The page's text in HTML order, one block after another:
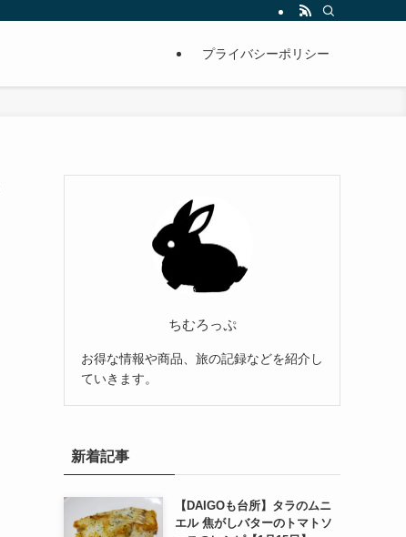
プライバシーポリシー
ちむろっぷ
お得な情報や商品、旅の記録などを紹介し
ていきます。
新着記事
【DAIGOも台所】タラのムニ
エル 焦がしバターのトマトソ